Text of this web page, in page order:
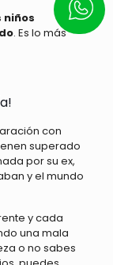
niños
. Es lo más
con
superado
por su ex,
y el mundo
y cada
una mala
o no sabes